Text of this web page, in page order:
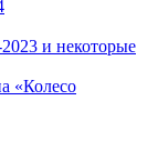
и некоторые
«Колесо